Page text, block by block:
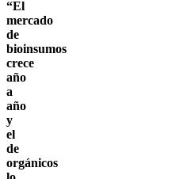
“El
mercado
de
bioinsumos
crece
año
a
año
y
el
de
orgánicos